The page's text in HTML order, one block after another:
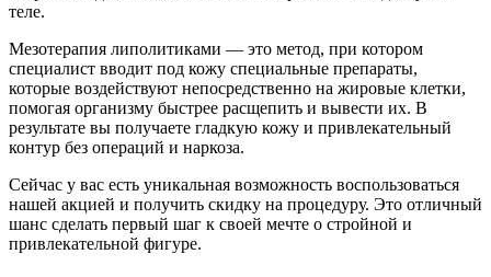
теле.
Мезотерапия липолитиками — это метод, при котором
специалист вводит под кожу специальные препараты,
которые воздействуют непосредственно на жировые клетки,
помогая организму быстрее расщепить и вывести их. В
результате вы получаете гладкую кожу и привлекательный
контур без операций и наркоза.
Сейчас у вас есть уникальная возможность воспользоваться
нашей акцией и получить скидку на процедуру. Это отличный
шанс сделать первый шаг к своей мечте о стройной и
привлекательной фигуре.